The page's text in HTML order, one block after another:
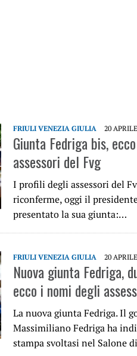
FRIULI VENEZIA GIULIA 20
Giunta Fedriga bis,
assessori del Fvg
I profili degli assessori del
riconferme, oggi il
presentato la sua giunta:…
FRIULI VENEZIA GIULIA 20
Nuova giunta Fedriga,
ecco i nomi degli
La nuova giunta Fedriga. Il
Massimiliano Fedriga ha
stampa svoltasi nel Salone